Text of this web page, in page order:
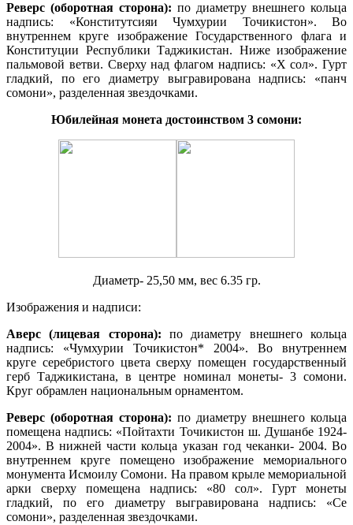
Реверс (оборотная сторона): по диаметру внешнего кольца
надпись: «Конститутсияи Чумхурии Точикистон». Во
внутреннем круге изображение Государственного флага и
Конституции Республики Таджикистан. Ниже изображение
пальмовой ветви. Сверху над флагом надпись: «Х сол». Гурт
гладкий, по его диаметру выгравирована надпись: «панч
сомони», разделенная звездочками.
Юбилейная монета достоинством 3 сомони:
Диаметр- 25,50 мм, вес 6.35 гр.
Изображения и надписи:
Аверс (лицевая сторона): по диаметру внешнего кольца
надпись: «Чумхурии Точикистон* 2004». Во внутреннем
круге серебристого цвета сверху помещен государственный
герб Таджикистана, в центре номинал монеты- 3 сомони.
Круг обрамлен национальным орнаментом.
Реверс (оборотная сторона): по диаметру внешнего кольца
помещена надпись: «Пойтахти Точикистон ш. Душанбе 1924-
2004». В нижней части кольца указан год чеканки- 2004. Во
внутреннем круге помещено изображение мемориального
монумента Исмоилу Сомони. На правом крыле мемориальной
арки сверху помещена надпись: «80 сол». Гурт монеты
гладкий, по его диаметру выгравирована надпись: «Се
сомони», разделенная звездочками.